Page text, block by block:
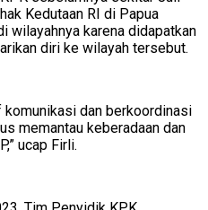
Kedutaan RI di Papua
wilayahnya karena didapatkan
diri ke wilayah tersebut.
komunikasi dan berkoordinasi
memantau keberadaan dan
ucap Firli.